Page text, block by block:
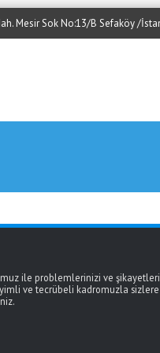
Mesir Sok No:13/B Sefaköy /
ile problemlerinizi ve
ve tecrübeli kadromuzla